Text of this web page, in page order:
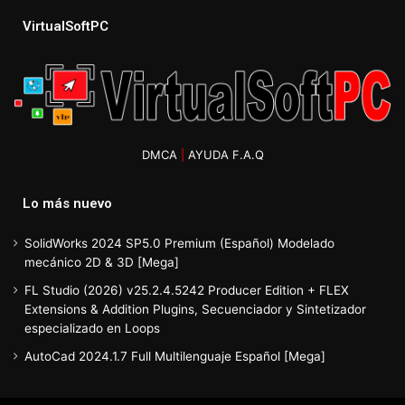
VirtualSoftPC
DMCA AYUDA F.A.Q
Lo más nuevo
SolidWorks 2024 SP5.0 Premium (Español) Modelado
mecánico 2D & 3D [Mega]
FL Studio (2026) v25.2.4.5242 Producer Edition + FLEX
Extensions & Addition Plugins, Secuenciador y Sintetizador
especializado en Loops
AutoCad 2024.1.7 Full Multilenguaje Español [Mega]